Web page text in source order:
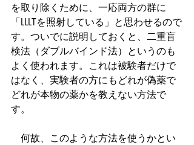
を取り除くために、一応両方の群に
「LLLTを照射している」と思わせるので
す。ついでに説明しておくと、二重盲
検法（ダブルバインド法）というのも
よく使われます。これは被験者だけで
はなく、実験者の方にもどれが偽薬で
どれが本物の薬かを教えない方法で
す。
何故、このような方法を使うかとい